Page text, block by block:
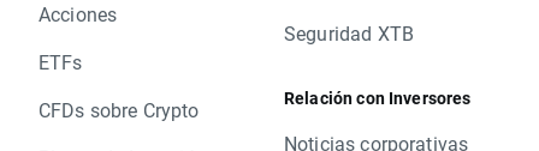
Acciones
ETFs
CFDs sobre Crypto
Seguridad XTB
Relación con Inversores
Noticias corporativas